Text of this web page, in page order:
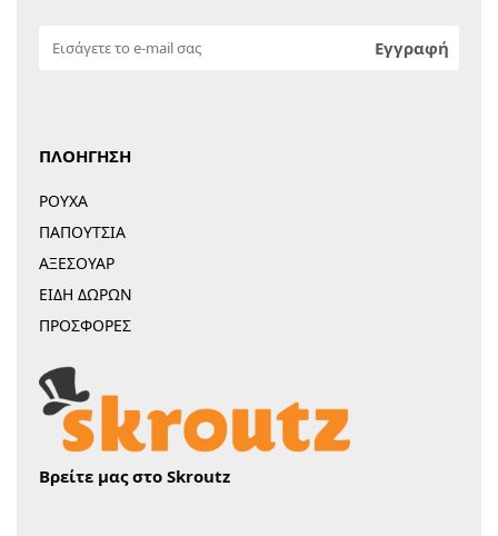
ΠΛΟΗΓΗΣΗ
ΡΟΥΧΑ
ΠΑΠΟΥΤΣΙΑ
ΑΞΕΣΟΥΑΡ
ΕΙΔΗ ΔΩΡΩΝ
ΠΡΟΣΦΟΡΕΣ
Βρείτε μας στο Skroutz